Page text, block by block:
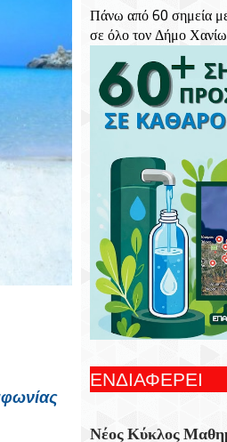
Του Ριζαρείου
Συνεχίζονται Οι
Ενήλικες Στη
Χανίων
Γιορτή Εφτάζυμου
Την Στήριξη Της
Οι Παραστάσεις Στα
Δήμου Ηρακλείου,τη
Αυγούστου 2026
Ξεκίνησε Η Ετήσια
Του Epaithros+ Για
Υπαίθρου Στην
«Αυτοσχεδιασμοί»
Αλεξάκη Και Τον
Πάνω από 60 σημεία
σε όλο τον Δήμο
ΕΝΔΙΑΦΕΡΕΙ
Νέος Κύκλος